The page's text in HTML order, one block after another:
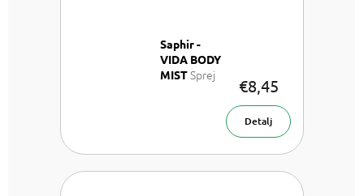
Saphir -
VIDA BODY
MISTSprej
€8,45
Detalj